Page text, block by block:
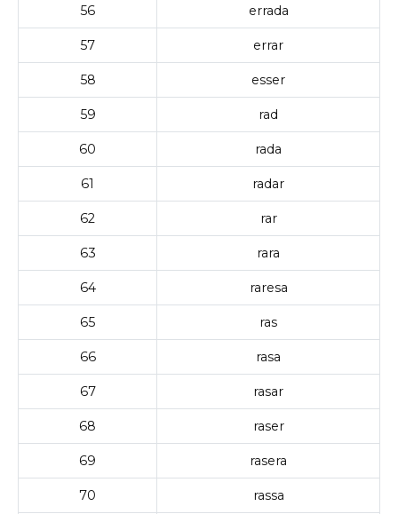
56 errada
57 errar
58 esser
59 rad
60 rada
61 radar
62 rar
63 rara
64 raresa
65 ras
66 rasa
67 rasar
68 raser
69 rasera
70 rassa